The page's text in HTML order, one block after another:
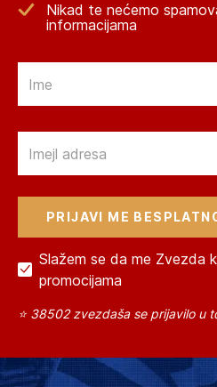
Nikad te nećemo
informacijama
Slažem se da me Zvezda
promocijama
⭐ 38502 zvezdaša se prijavilo u